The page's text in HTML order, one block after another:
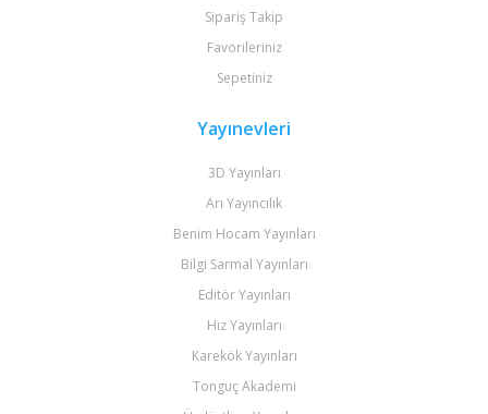
Sipariş Takip
Favorileriniz
Sepetiniz
Yayınevleri
3D Yayınları
Arı Yayıncılık
Benim Hocam Yayınları
Bilgi Sarmal Yayınları
Editör Yayınları
Hız Yayınları
Karekök Yayınları
Tonguç Akademi